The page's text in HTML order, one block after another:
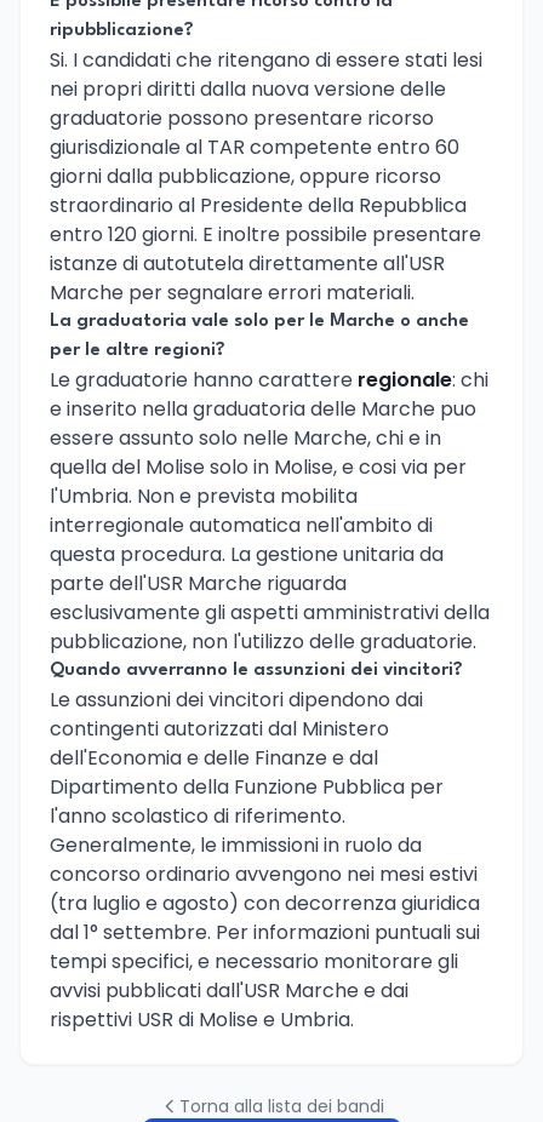
ripubblicazione?
Si. I candidati che ritengano di essere stati lesi
nei propri diritti dalla nuova versione delle
graduatorie possono presentare ricorso
giurisdizionale al TAR competente entro 60
giorni dalla pubblicazione, oppure ricorso
straordinario al Presidente della Repubblica
entro 120 giorni. E inoltre possibile presentare
istanze di autotutela direttamente all'USR
Marche per segnalare errori materiali.
La graduatoria vale solo per le Marche o anche
per le altre regioni?
Le graduatorie hanno carattere regionale: chi
e inserito nella graduatoria delle Marche puo
essere assunto solo nelle Marche, chi e in
quella del Molise solo in Molise, e cosi via per
l'Umbria. Non e prevista mobilita
interregionale automatica nell'ambito di
questa procedura. La gestione unitaria da
parte dell'USR Marche riguarda
esclusivamente gli aspetti amministrativi della
pubblicazione, non l'utilizzo delle graduatorie.
Quando avverranno le assunzioni dei vincitori?
Le assunzioni dei vincitori dipendono dai
contingenti autorizzati dal Ministero
dell'Economia e delle Finanze e dal
Dipartimento della Funzione Pubblica per
l'anno scolastico di riferimento.
Generalmente, le immissioni in ruolo da
concorso ordinario avvengono nei mesi estivi
(tra luglio e agosto) con decorrenza giuridica
dal 1° settembre. Per informazioni puntuali sui
tempi specifici, e necessario monitorare gli
avvisi pubblicati dall'USR Marche e dai
rispettivi USR di Molise e Umbria.
Torna alla lista dei bandi